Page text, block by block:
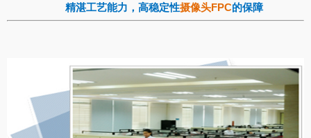
精湛工艺能力，高稳定性摄像头FPC的保障